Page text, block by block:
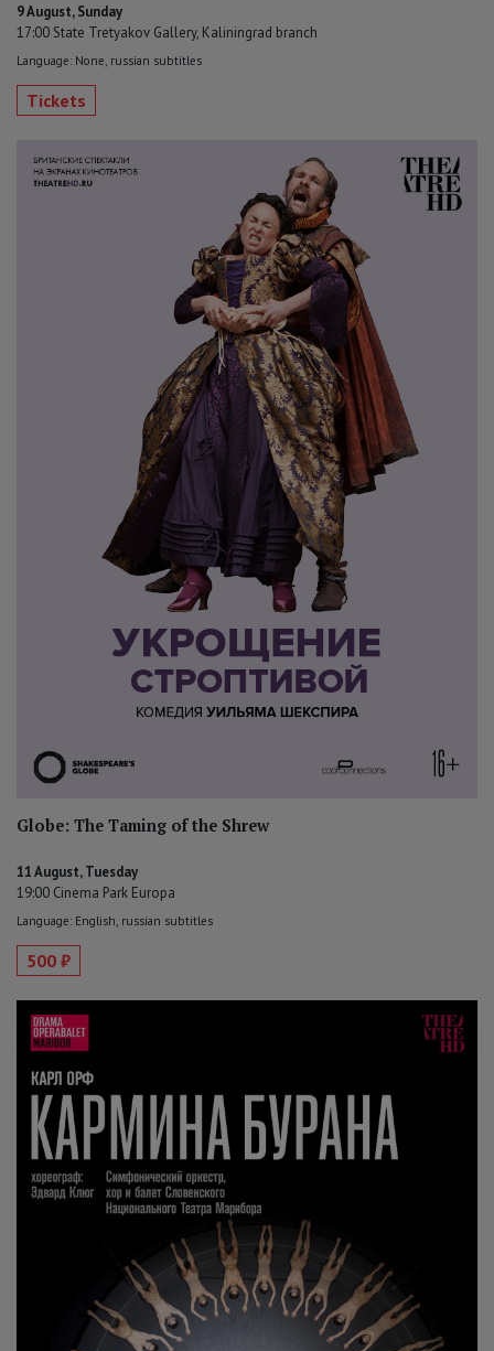
9 August, Sunday
17:00 State Tretyakov Gallery, Kaliningrad branch
Language: None, russian subtitles
Tickets
Globe: The Taming of the Shrew
11 August, Tuesday
19:00 Cinema Park Europa
Language: English, russian subtitles
500 ₽